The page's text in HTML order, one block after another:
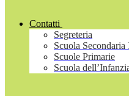
Contatti
Segreteria
Scuola
Scuole Primarie
Scuola